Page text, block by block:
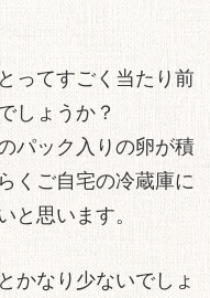
ってすごく当たり前
しょうか？
パック入りの卵が積
くご自宅の冷蔵庫に
と思います。
かなり少ないでしょ